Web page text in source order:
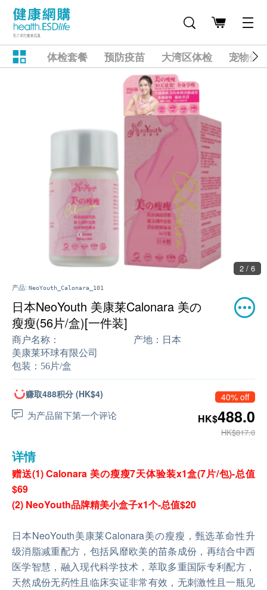
体检套餐 预防疫苗 大湾区体检 宠物健
2 / 6
产品: NeoYouth_Calonara_101
日本NeoYouth 美康莱Calonara 美の
瘦瘦(56片/盒)[一件装]
商户名称：
美康莱环球有限公司
产地： 日本
包装： 56片/盒
赚取488积分 (HK$4)
为产品留下第一个评论
40% off
HK$488.0
HK$817.0
详情
赠送(1) Calonara 美の瘦瘦7天体验装x1盒(7片/包)-总值
$69
(2) NeoYouth品牌精美小盒子x1个-总值$20
日本NeoYouth美康莱Calonara美の瘦瘦，甄选革命性升
级消脂减重配方，包括风靡欧美的苗条成份，再结合中西
医学智慧，融入现代科学技术，萃取多重国际专利配方，
天然成份无药性且临床实证非常有效，无刺激性且一瓶见